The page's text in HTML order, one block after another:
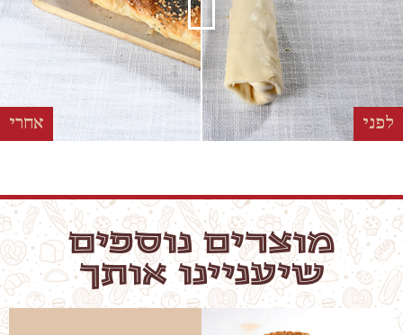
לפני אחרי
מוצרים נוספים
שיעניינו אותך